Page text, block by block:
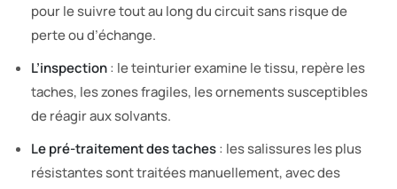
pour le suivre tout au long du circuit sans risque de
perte ou d’échange.
L’inspection: le teinturier examine le tissu, repère les
taches, les zones fragiles, les ornements susceptibles
de réagir aux solvants.
Le pré-traitement des taches: les salissures les plus
résistantes sont traitées manuellement, avec des